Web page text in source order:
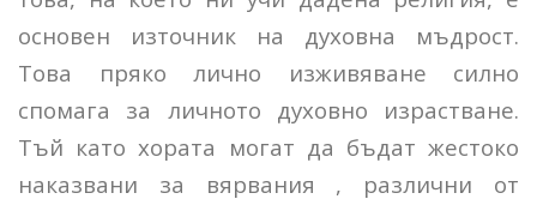
основен източник на духовна мъдрост.
Това пряко лично изживяване силно
спомага за личното духовно израстване.
Тъй като хората могат да бъдат жестоко
наказвани за вярвания , различни от